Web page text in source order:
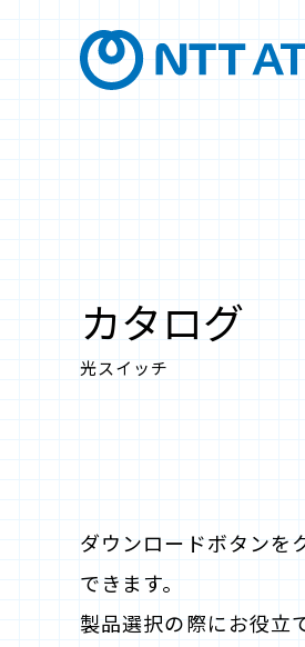
カタログ
光スイッチ
ダウンロードボタンを
できます。
製品選択の際にお役立